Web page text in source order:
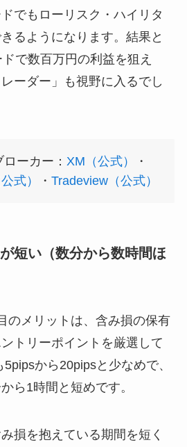
でもローリスク・ハイリタ
るようになります。結果と
で数百万円の利益を狙え
ーダー」も視野に入るでし
ローカー：XM（公式）
・
式）
・Tradeview（公式）
短い（数分から数時間ほ
のメリットは、含み損の保有
トリーポイントを厳選して
から20pipsと少なめで、
ら1時間と短めです。
損を抱えている期間を短く